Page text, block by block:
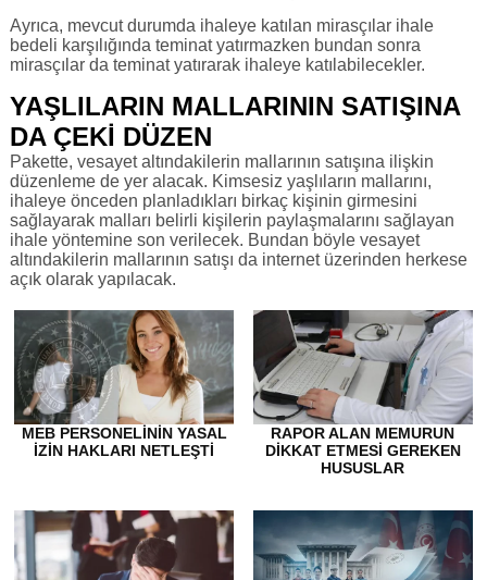
Ayrıca, mevcut durumda ihaleye katılan mirasçılar ihale
bedeli karşılığında teminat yatırmazken bundan sonra
mirasçılar da teminat yatırarak ihaleye katılabilecekler.
YAŞLILARIN MALLARININ SATIŞINA
DA ÇEKİ DÜZEN
Pakette, vesayet altındakilerin mallarının satışına ilişkin
düzenleme de yer alacak. Kimsesiz yaşlıların mallarını,
ihaleye önceden planladıkları birkaç kişinin girmesini
sağlayarak malları belirli kişilerin paylaşmalarını sağlayan
ihale yöntemine son verilecek. Bundan böyle vesayet
altındakilerin mallarının satışı da internet üzerinden herkese
açık olarak yapılacak.
MEB PERSONELININ YASAL
İZIN HAKLARI NETLEŞTI
RAPOR ALAN MEMURUN
DİKKAT ETMESİ GEREKEN
HUSUSLAR